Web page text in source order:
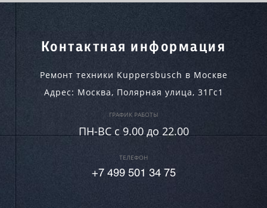
Контактная информация
Ремонт техники Kuppersbusch в Москве
Адрес: Москва, Полярная улица, 31Гс1
ГРАФИК РАБОТЫ
ПН-ВC c 9.00 до 22.00
ТЕЛЕФОН
+7 499 501 34 75